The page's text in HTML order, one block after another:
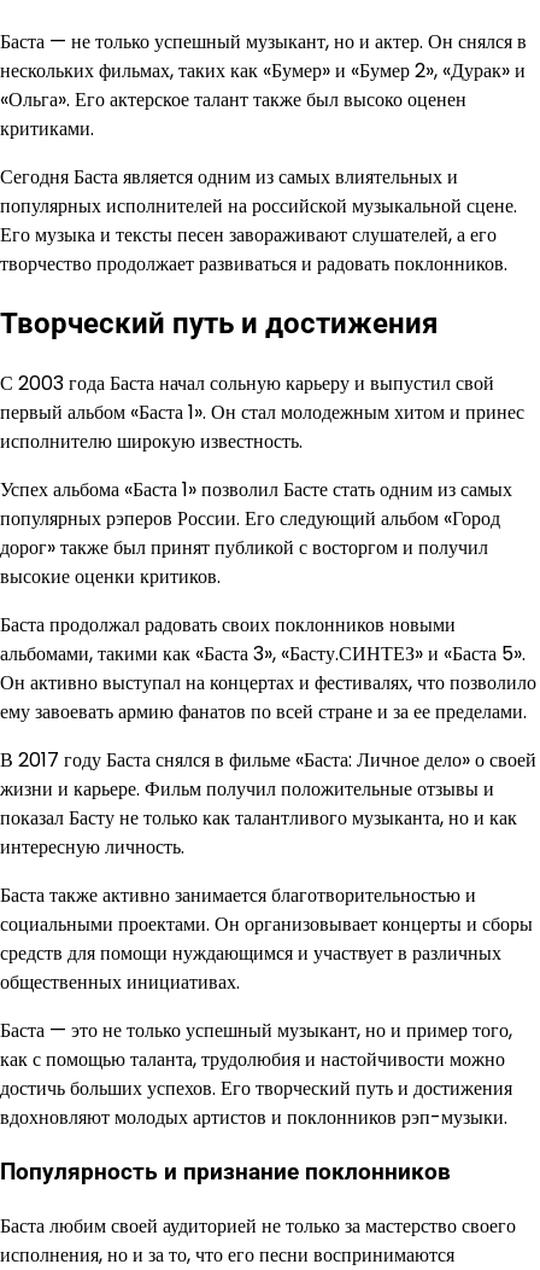
Баста — не только успешный музыкант, но и актер. Он снялся в
нескольких фильмах, таких как «Бумер» и «Бумер 2», «Дурак» и
«Ольга». Его актерское талант также был высоко оценен
критиками.
Сегодня Баста является одним из самых влиятельных и
популярных исполнителей на российской музыкальной сцене.
Его музыка и тексты песен завораживают слушателей, а его
творчество продолжает развиваться и радовать поклонников.
Творческий путь и достижения
С 2003 года Баста начал сольную карьеру и выпустил свой
первый альбом «Баста 1». Он стал молодежным хитом и принес
исполнителю широкую известность.
Успех альбома «Баста 1» позволил Басте стать одним из самых
популярных рэперов России. Его следующий альбом «Город
дорог» также был принят публикой с восторгом и получил
высокие оценки критиков.
Баста продолжал радовать своих поклонников новыми
альбомами, такими как «Баста 3», «Басту.СИНТЕЗ» и «Баста 5».
Он активно выступал на концертах и фестивалях, что позволило
ему завоевать армию фанатов по всей стране и за ее пределами.
В 2017 году Баста снялся в фильме «Баста: Личное дело» о своей
жизни и карьере. Фильм получил положительные отзывы и
показал Басту не только как талантливого музыканта, но и как
интересную личность.
Баста также активно занимается благотворительностью и
социальными проектами. Он организовывает концерты и сборы
средств для помощи нуждающимся и участвует в различных
общественных инициативах.
Баста — это не только успешный музыкант, но и пример того,
как с помощью таланта, трудолюбия и настойчивости можно
достичь больших успехов. Его творческий путь и достижения
вдохновляют молодых артистов и поклонников рэп-музыки.
Популярность и признание поклонников
Баста любим своей аудиторией не только за мастерство своего
исполнения, но и за то, что его песни воспринимаются